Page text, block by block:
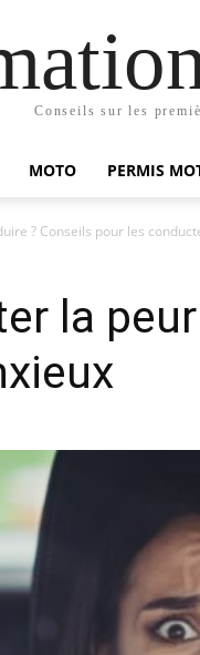
Conseils sur les
MOTO PERMIS
? Conseils pour les
la